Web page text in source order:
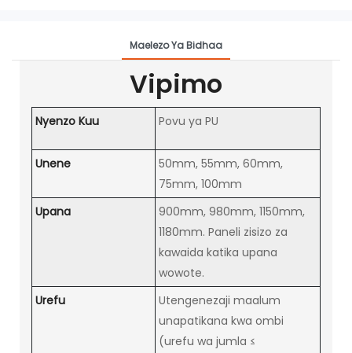
Maelezo Ya Bidhaa
Vipimo
Nyenzo Kuu Povu ya PU
Unene
50mm, 55mm, 60mm,
75mm, 100mm
Upana
900mm, 980mm, 1150mm,
1180mm. Paneli zisizo za
kawaida katika upana
wowote.
Urefu
Utengenezaji maalum
unapatikana kwa ombi
(urefu wa jumla ≤